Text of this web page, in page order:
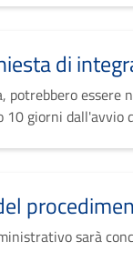
di
essere
giorni dall'avvio
sarà